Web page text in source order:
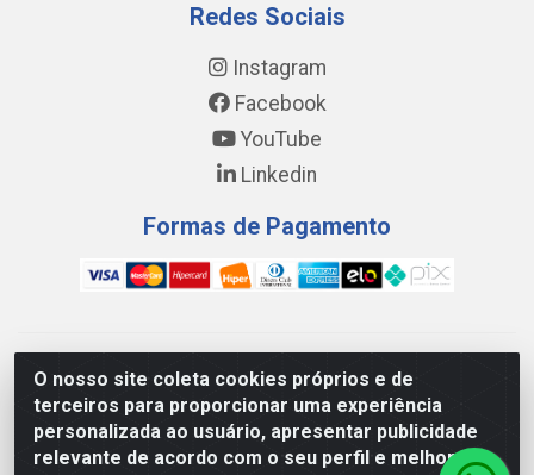
O nosso site coleta cookies próprios e de
terceiros para proporcionar uma experiência
personalizada ao usuário, apresentar publicidade
relevante de acordo com o seu perfil e melhorar a
Redes Sociais
Instagram
Facebook
YouTube
Linkedin
Formas de Pagamento
WING DISTRIBUIDORA COMÉRCIO E LOGÍSTICA DE MATERIAL
DE CONSTRUÇÕES LTDA - AV. DA INTEGRAÇÃO, 790 -
PATRÍCIA GOMES, CAUCAIA/CE - CEP 61.604-505 - CNPJ
17.523.384/0001-20